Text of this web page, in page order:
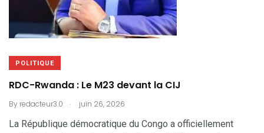
POLITIQUE
RDC-Rwanda : Le M23 devant la CIJ
By redacteur3.0 . juin 26, 2026
La République démocratique du Congo a officiellement